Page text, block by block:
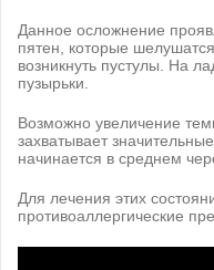
Данное осложнение
пятен, которые
возникнуть пустулы. На
пузырьки.
Возможно увеличение
захватывает
начинается в среднем
Для лечения этих
противоаллергические